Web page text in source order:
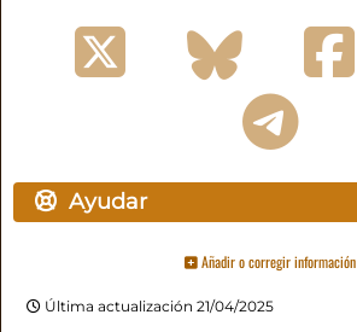
Ayudar
Añadir o corregir información
Última actualización 21/04/2025